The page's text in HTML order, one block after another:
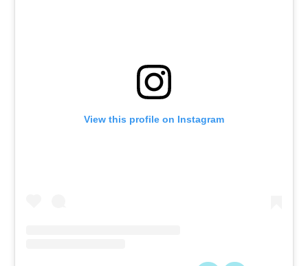
View this profile on Instagram